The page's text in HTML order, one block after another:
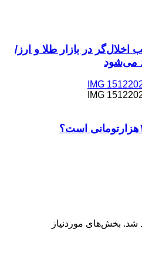
در بازار طلا و ارز/
می‌شود
شد. بخش‌های موردنیاز